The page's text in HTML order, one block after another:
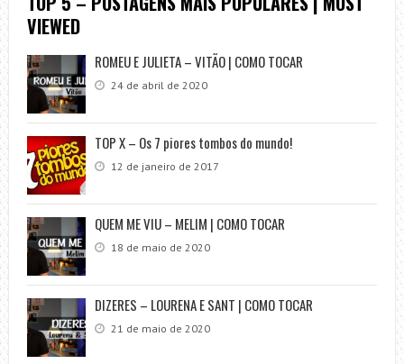
VIEWED
ROMEU E JULIETA – VITÃO | COMO TOCAR
24 de abril de 2020
TOP X – Os 7 piores tombos do mundo!
12 de janeiro de 2017
QUEM ME VIU – MELIM | COMO TOCAR
18 de maio de 2020
DIZERES – LOURENA E SANT | COMO TOCAR
21 de maio de 2020